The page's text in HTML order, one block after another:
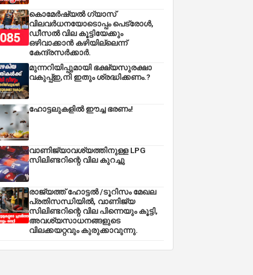
കൊമേർഷ്യൽ ഗ്യാസ്
വിലവർധനയോടൊപ്പം പെട്രോൾ,
ഡീസല്‍ വില കൂട്ടിയേക്കും
ഒഴിവാക്കാന്‍ കഴിയില്ലെന്ന്
കേന്ദ്രസര്‍ക്കാര്‍.
മുന്നറിയിപ്പുമായി ഭക്ഷ്യസുരക്ഷാ
വകുപ്പ്ഇ,നി ഇതും ശ്രദ്ധിക്കണം.?
ഹോട്ടലുകളിൽ ഈച്ച ഭരണം!
വാണിജ്യാവശ്യത്തിനുള്ള LPG
സിലിണ്ടറിന്റെ വില കുറച്ചു
രാജ്യത്ത് ഹോട്ടൽ /ടൂറിസം മേഖല
പ്രതിസന്ധിയിൽ, വാണിജ്യ
സിലിണ്ടറിന്റെ വില പിന്നെയും കൂട്ടി,
അവശ്യസാധനങ്ങളുടെ
വിലക്കയറ്റവും കുരുക്കാവുന്നു.